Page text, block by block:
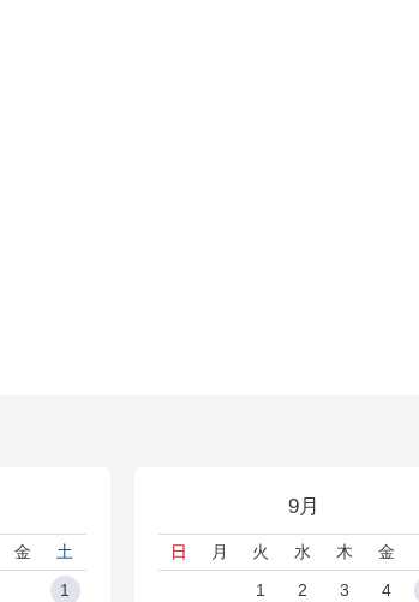
金
土
1
9月
日 月 火 水 木 金
1
2 3 4